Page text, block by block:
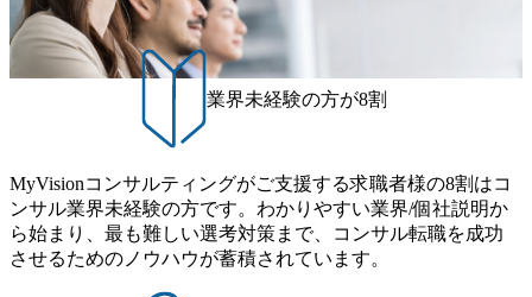
持ちの方 ・システム・ソフトウェア開発経験3年以上 ・要
件定義～基本設計など上流経験2年以上 ・PMO経験2年以上
● 歓迎要件 ・要件定義から詳細設計までのいずれかの上流
工程の経験 ・サブリーダー以上のマネジメント経験 ・お客
様との折衝経験、交渉経験 ・組織課題に対して主体的に業
務改善に取り組まれたご経験 ・アジャイル/スクラムへの興
で主体的に動ける方 ・年齢にこだわらず、アドバイスを素
直に受け取れる方 ・推進力のある方
タイルやライフイベントに対応した働きやすい職場環境を
実現するため、さまざまなサポート制度を導入している 多
文化理解や女性の活躍推進などの取り組み、また、フレッ
クス制度やフリーロケーション制度、フルリモート制度な
どの多様な働き方をサポートする制度が整備されている 202
6年8月23日(日) 9:00～18:00終了 2026年8月12日(水) 16:00 202
6年8月23日(日)にSustainable SCM SU 1day選考会を開催いた
します。 当SUは「GlobalでのSCM構築」や「物流・調達コ
ストの構造改革」といった伝統的なテーマに留まらずクラ
イアントがこれから取組むべき「グリーントランスフォー
雑な経営課題を解決するために、チームのダイバーシティ
は欠かせません。是非、ユニークな視点と高い志を持つ女
性の皆様に多数ご参画頂きたいと考え、プログラムを開催
性はどのように活躍をしているのか」、「ケース面接の経
験がなく対策の仕方が知りたい」などのお声をたくさんい
食事などのカジュアルな交流、実際のプロジェクトのケー
ススタディ、1対1の模擬面接等、複数のセッションを約1か
月の期間に渡り行い、選考にご参加いただきます。コンサ
ルタント未経験の方でも、戦略コンサルタントの具体的な
仕事内容からお話をさせていただきますので、戦略コンサ
業界未経験の方が8割
MyVisionコンサルティングがご支援する求職者様の8割はコ
ンサル業界未経験の方です。わかりやすい業界/個社説明か
ら始まり、最も難しい選考対策まで、コンサル転職を成功
させるためのノウハウが蓄積されています。